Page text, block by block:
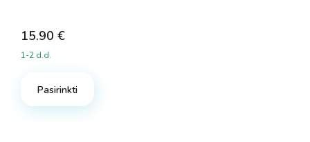
15.90 €
1-2 d.d.
Pasirinkti